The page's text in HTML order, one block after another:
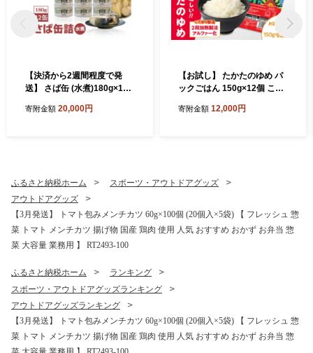
【決済から2週間程度で発
送】 さば缶 (水煮)180g×12
鯖 無添加 無着色 海産物 おつ
寄附金額 20,000円
【お試し】 たかたのゆめ パ
ックごはん 150g×12個 こど
ライス 米 国産 お手軽 レンジ
寄附金額 12,000円
ふるさと納税ホーム
スポーツ・アウトドアグッズ
アウトドアグッズ
【3月発送】 トマト包みメンチカツ 60g×100個 (20個入×5袋) 【 フレッシュ 惣
菜 トマト メンチカツ 揚げ物 国産 鶏肉 使用 人気 おすすめ おかず お弁当 惣
菜 大容量 業務用 】 RT2493-100
ふるさと納税ホーム
ランキング
スポーツ・アウトドアグッズランキング
アウトドアグッズランキング
【3月発送】 トマト包みメンチカツ 60g×100個 (20個入×5袋) 【 フレッシュ 惣
菜 トマト メンチカツ 揚げ物 国産 鶏肉 使用 人気 おすすめ おかず お弁当 惣